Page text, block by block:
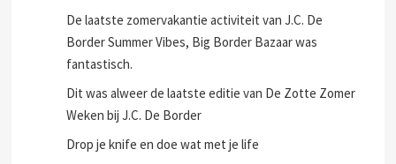
De laatste zomervakantie activiteit van J.C. De
Border Summer Vibes, Big Border Bazaar was
fantastisch.
Dit was alweer de laatste editie van De Zotte Zomer
Weken bij J.C. De Border
Drop je knife en doe wat met je life